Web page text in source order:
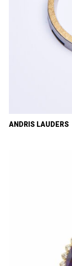
ANDRIS LAUDERS